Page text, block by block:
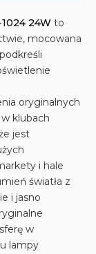
24W to
mocowana
oryginalnych
klubach
jest
i hale
światła z
i jasno
w
lampy